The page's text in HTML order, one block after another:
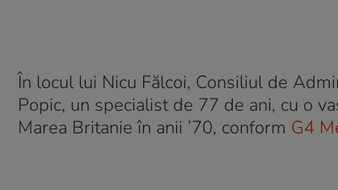
În locul lui Nicu Fălcoi, Consiliul de
Popic, un specialist de 77 de ani, cu o
Marea Britanie în anii ’70, conform G4